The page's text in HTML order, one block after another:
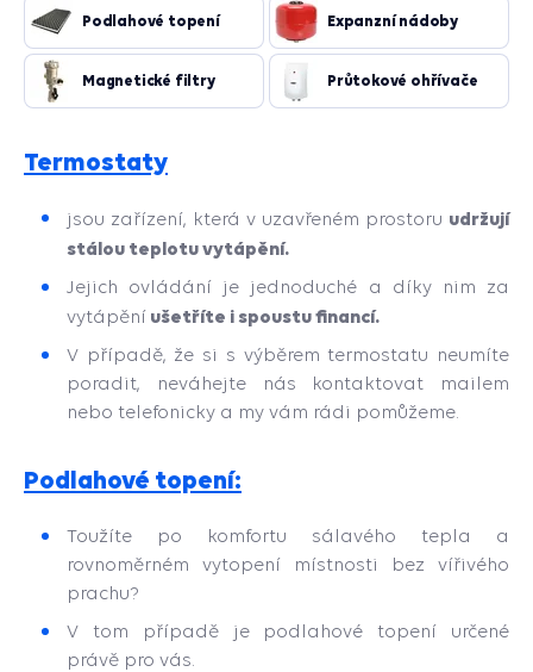
Podlahové topení Expanzní nádoby
Magnetické filtry Průtokové ohřívače
Termostaty
jsou zařízení, která v uzavřeném prostoru udržují
stálou teplotu vytápění.
Jejich ovládání je jednoduché a díky nim za
vytápění ušetříte i spoustu financí.
V případě, že si s výběrem termostatu neumíte
poradit, neváhejte nás kontaktovat mailem
nebo telefonicky a my vám rádi pomůžeme.
Podlahové topení:
Toužíte po komfortu sálavého tepla a
rovnoměrném vytopení místnosti bez vířivého
prachu?
V tom případě je podlahové topení určené
právě pro vás.